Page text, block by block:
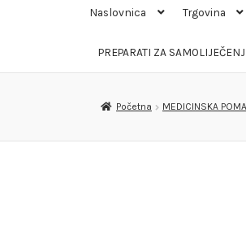
Naslovnica Trgovina
PREPARATI ZA
Početna MEDICINSKA